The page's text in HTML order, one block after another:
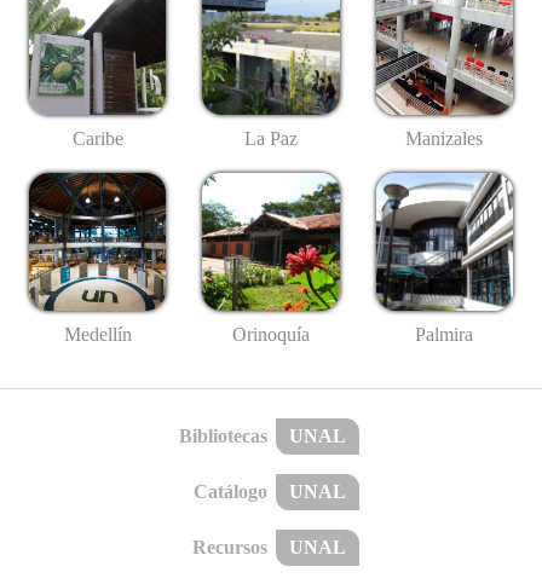
Caribe La Paz Manizales
Medellín Orinoquía Palmira
Bibliotecas UNAL
Catálogo UNAL
Recursos UNAL